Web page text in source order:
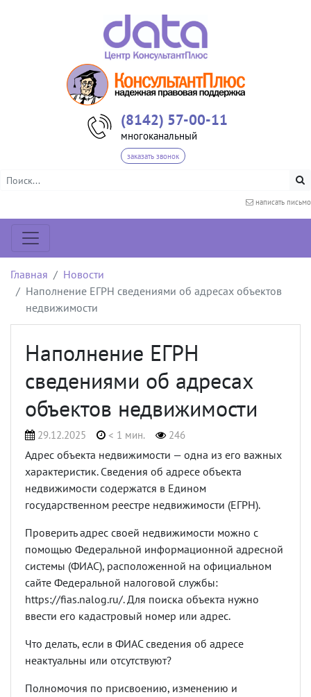
(8142) 57-00-11
многоканальный
заказать звонок
написать письмо
Главная
Новости
Наполнение ЕГРН сведениями об адресах объектов
недвижимости
Наполнение ЕГРН
сведениями об адресах
объектов недвижимости
29.12.2025 < 1 мин. 246
Адрес объекта недвижимости — одна из его важных
характеристик. Сведения об адресе объекта
недвижимости содержатся в Едином
государственном реестре недвижимости (ЕГРН).
Проверить адрес своей недвижимости можно с
помощью Федеральной информационной адресной
системы (ФИАС), расположенной на официальном
сайте Федеральной налоговой службы:
https://fias.nalog.ru/. Для поиска объекта нужно
ввести его кадастровый номер или адрес.
Что делать, если в ФИАС сведения об адресе
неактуальны или отсутствуют?
Полномочия по присвоению, изменению и